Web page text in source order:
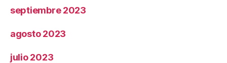
septiembre 2023
agosto 2023
julio 2023